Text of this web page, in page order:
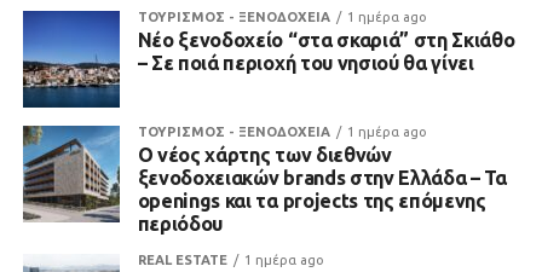
ΤΟΥΡΙΣΜΟΣ - ΞΕΝΟΔΟΧΕΙΑ 1 ημέρα ago
Νέο ξενοδοχείο “στα σκαριά” στη Σκιάθο
– Σε ποιά περιοχή του νησιού θα γίνει
ΤΟΥΡΙΣΜΟΣ - ΞΕΝΟΔΟΧΕΙΑ 1 ημέρα ago
Ο νέος χάρτης των διεθνών
ξενοδοχειακών brands στην Ελλάδα – Τα
openings και τα projects της επόμενης
περιόδου
REAL ESTATE 1 ημέρα ago